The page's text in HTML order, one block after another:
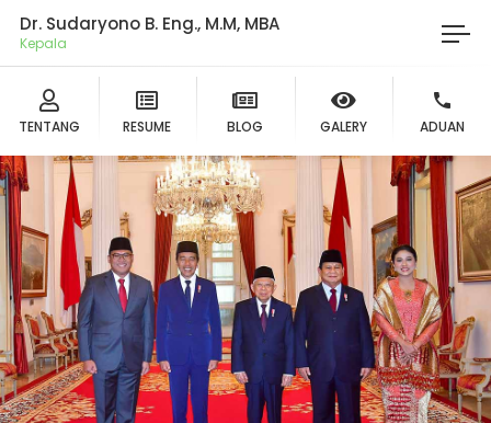
Dr. Sudaryono B. Eng., M.M, MBA
Ketu
TENTANG RESUME BLOG GALERY ADUAN